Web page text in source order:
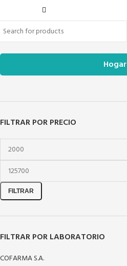
Hogar
FILTRAR POR PRECIO
FILTRAR
FILTRAR POR LABORATORIO
COFARMA S.A.